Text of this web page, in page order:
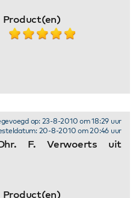
Product(en)
F. Verwoerts uit
op: 23-8-2010 om 18:29 uur
20-8-2010 om 20:46 uur
Product(en)